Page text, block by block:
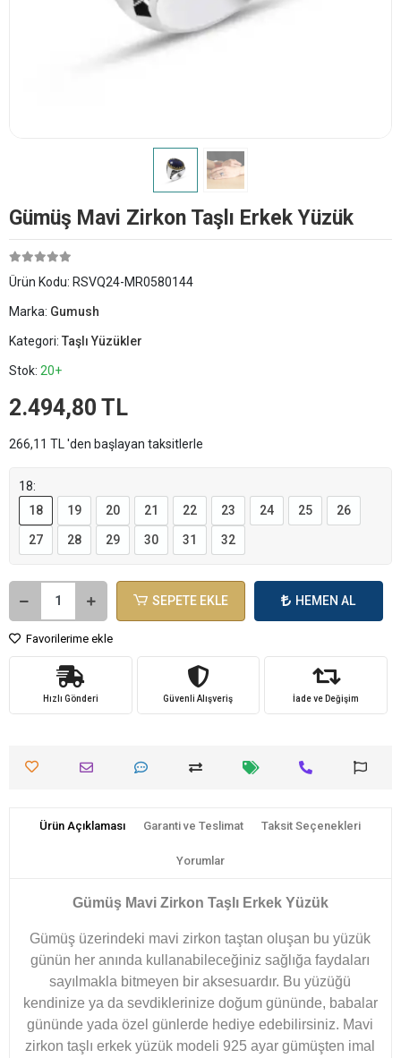
Gümüş Mavi Zirkon Taşlı Erkek Yüzük
Ürün Kodu: RSVQ24-MR0580144
Marka: Gumush
Kategori: Taşlı Yüzükler
Stok: 20+
2.494,80 TL
266,11 TL 'den başlayan taksitlerle
18:
18
19 20 21 22 23 24 25 26
27 28 29 30 31 32
SEPETE EKLE HEMEN AL
Favorilerime ekle
Hızlı Gönderi Güvenli Alışveriş İade ve Değişim
Ürün Açıklaması Garanti ve Teslimat Taksit Seçenekleri
Yorumlar
Gümüş Mavi Zirkon Taşlı Erkek Yüzük
Gümüş üzerindeki mavi zirkon taştan oluşan bu yüzük
günün her anında kullanabileceğiniz sağlığa faydaları
sayılmakla bitmeyen bir aksesuardır. Bu yüzüğü
kendinize ya da sevdiklerinize doğum gününde, babalar
gününde yada özel günlerde hediye edebilirsiniz. Mavi
zirkon taşlı erkek yüzük modeli 925 ayar gümüşten imal